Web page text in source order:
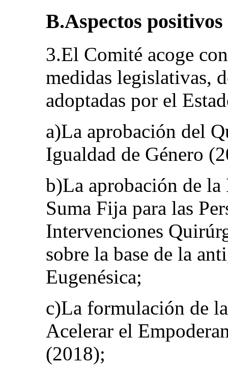
B.Aspectos positivos
3.El Comité acoge
medidas legislativas,
adoptadas por el
a)La aprobación del
Igualdad de Género
b)La aprobación de
Suma Fija para las
Intervenciones
sobre la base de la
Eugenésica;
c)La formulación de
Acelerar el
(2018);